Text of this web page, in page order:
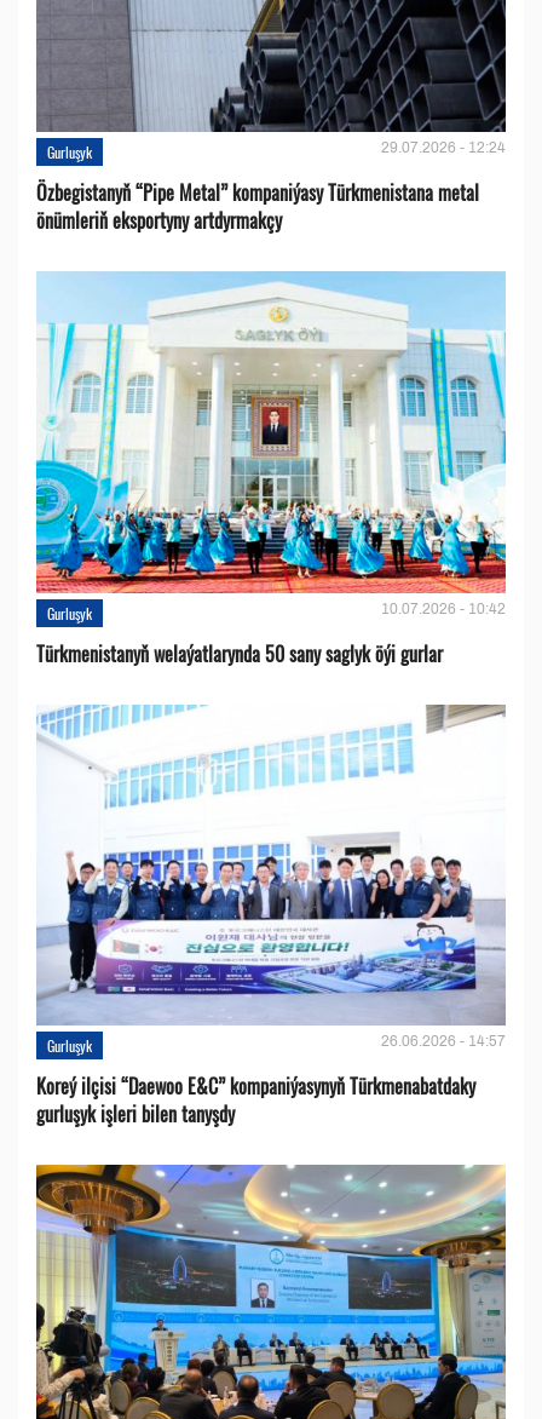
Gurluşyk 29.07.2026 - 12:24
Özbegistanyň “Pipe Metal” kompaniýasy Türkmenistana metal
önümleriň eksportyny artdyrmakçy
Gurluşyk 10.07.2026 - 10:42
Türkmenistanyň welaýatlarynda 50 sany saglyk öýi gurlar
Gurluşyk 26.06.2026 - 14:57
Koreý ilçisi “Daewoo E&C” kompaniýasynyň Türkmenabatdaky
gurluşyk işleri bilen tanyşdy